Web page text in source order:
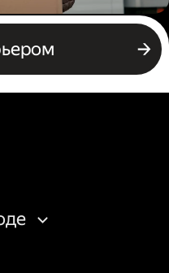
авто
Россия